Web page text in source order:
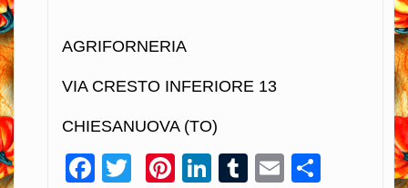
AGRIFORNERIA
VIA CRESTO INFERIORE 13
CHIESANUOVA (TO)
Facebook
TwitterPinterest
LinkedIn
Tumblr
Email